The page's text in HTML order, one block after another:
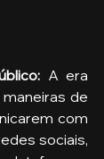
A era
de
com
sociais,